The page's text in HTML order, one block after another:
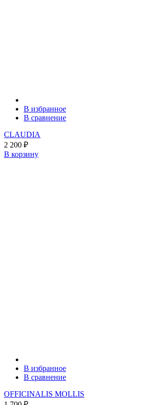
В избранное
В сравнение
CLAUDIA
2 200 ₽
В корзину
В избранное
В сравнение
OFFICINALIS MOLLIS